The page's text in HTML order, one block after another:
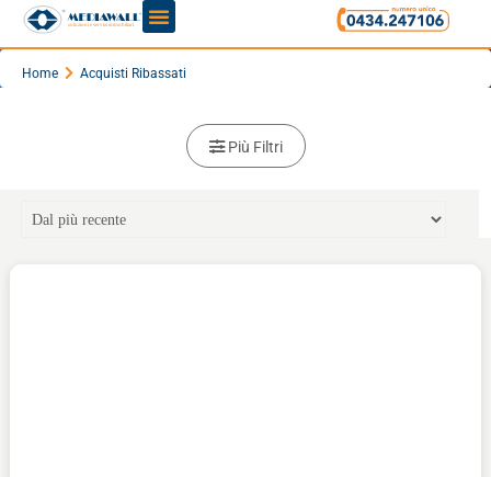
Home Acquisti Ribassati
Più Filtri